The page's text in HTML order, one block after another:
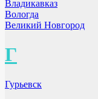
Владикавказ
Вологда
Великий Новгород
Г
Гурьевск